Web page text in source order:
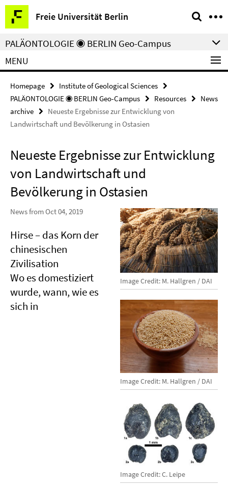
Springe
direkt
zu
Inhalt
Freie Universität Berlin
Service
Navigation
PALÄONTOLOGIE ◉ BERLIN Geo-Campus
MENU
Homepage
Institute of Geological Sciences
PALÄONTOLOGIE ◉ BERLIN Geo-Campus
Resources
News
archive
Neueste Ergebnisse zur Entwicklung von
Landwirtschaft und Bevölkerung in Ostasien
Neueste Ergebnisse zur Entwicklung
von Landwirtschaft und
Bevölkerung in Ostasien
Image Credit: M. Hallgren / DAI
Image Credit: M. Hallgren / DAI
Image Credit: C. Leipe
News from Oct 04, 2019
Hirse – das Korn der
chinesischen
Zivilisation
Wo es domestiziert
wurde, wann, wie es
sich in